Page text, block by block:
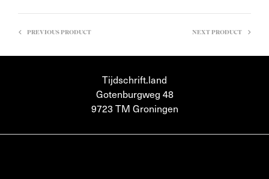
PREVIOUS PRODUCT NEXT PRODUCT
Tijdschrift.land
Gotenburgweg 48
9723 TM Groningen